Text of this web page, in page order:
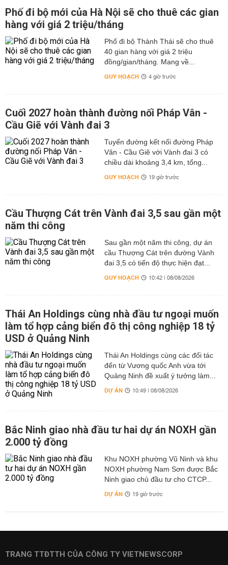
Phố đi bộ mới của Hà Nội sẽ cho thuê các gian
hàng với giá 2 triệu/tháng
Phố đi bộ Thành Thái sẽ cho thuê
40 gian hàng với giá 2 triệu
đồng/gian/tháng. Mang về...
QUY HOẠCH 4 giờ trước
Cuối 2027 hoàn thành đường nối Pháp Vân -
Cầu Giẽ với Vành đai 3
Tuyến đường kết nối đường Pháp
Vân - Cầu Giẽ với Vành đai 3 có
chiều dài khoảng 3,4 km, tổng...
QUY HOẠCH 19 giờ trước
Cầu Thượng Cát trên Vành đai 3,5 sau gần một
năm thi công
Sau gần một năm thi công, dự án
cầu Thượng Cát trên đường Vành
đai 3,5 có tiến độ thực hiện đạt...
QUY HOẠCH 10:42 | 08/08/2026
Thái An Holdings cùng nhà đầu tư ngoại muốn
làm tổ hợp cảng biển đô thị công nghiệp 18 tỷ
USD ở Quảng Ninh
Thái An Holdings cùng các đối tác
đến từ Vương quốc Anh vừa tới
Quảng Ninh đề xuất ý tưởng làm...
DỰ ÁN 10:49 | 08/08/2026
Bắc Ninh giao nhà đầu tư hai dự án NOXH gần
2.000 tỷ đồng
Khu NOXH phường Vũ Ninh và khu
NOXH phường Nam Sơn được Bắc
Ninh giao chủ đầu tư cho CTCP...
DỰ ÁN 19 giờ trước
TRANG TTĐTTH CỦA CÔNG TY VIETNEWSCORP